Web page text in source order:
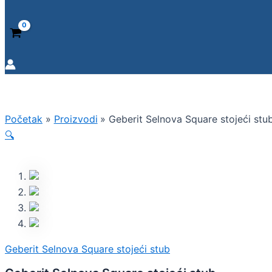
Početak Proizvodi
Geberit Selnova Square stojeći
🔍
Geberit Selnova Square stojeći stub